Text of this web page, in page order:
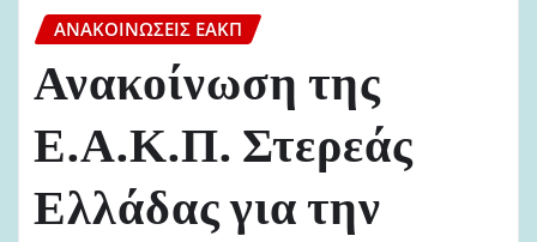
ΑΝΑΚΟΙΝΏΣΕΙΣ ΕΑΚΠ
Ανακοίνωση της
Ε.Α.Κ.Π. Στερεάς
Ελλάδας για την